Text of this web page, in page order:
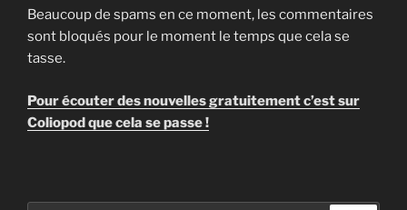
Beaucoup de spams en ce moment, les commentaires
sont bloqués pour le moment le temps que cela se
tasse.
Pour écouter des nouvelles gratuitement c’est sur
Coliopod que cela se passe !